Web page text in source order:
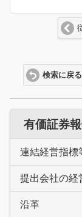
検索に戻る
有価証券
連結経営指標
提出会社の経
沿革